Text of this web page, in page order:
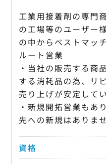
工業用接着剤の専門
の工場等のユーザー
の中からベストマッ
ルート営業
・当社の販売する商
する消耗品の為、リ
売り上げが安定してい
・新規開拓営業もあ
先への新規はありませ
資格